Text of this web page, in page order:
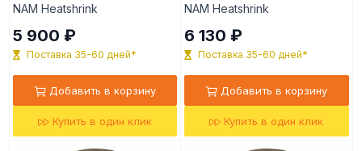
NAM Heatshrink
5 900 ₽
Поставка 35-60 дней*
Добавить в корзину
Купить в один клик
NAM Heatshrink
6 130 ₽
Поставка 35-60 дней*
Добавить в корзину
Купить в один клик